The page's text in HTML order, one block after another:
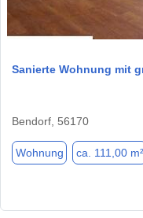
Sanierte Wohnung mit
Bendorf, 56170
Wohnung ca. 111,00 m²